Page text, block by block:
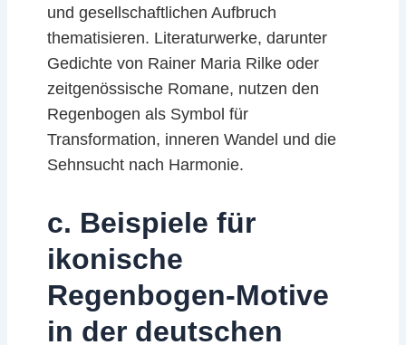
und gesellschaftlichen Aufbruch
thematisieren. Literaturwerke, darunter
Gedichte von Rainer Maria Rilke oder
zeitgenössische Romane, nutzen den
Regenbogen als Symbol für
Transformation, inneren Wandel und die
Sehnsucht nach Harmonie.
c. Beispiele für
ikonische
Regenbogen-Motive
in der deutschen